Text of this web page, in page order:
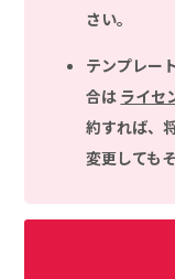
さい。
テンプレー
合は ライセ
約すれば、
変更しても